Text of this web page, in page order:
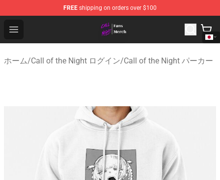
FREE shipping on orders over $100
Open menu
Call of the Night Store - Official Call of the Night
ホーム/Call of the Night ログイン/Call of the Night パーカー